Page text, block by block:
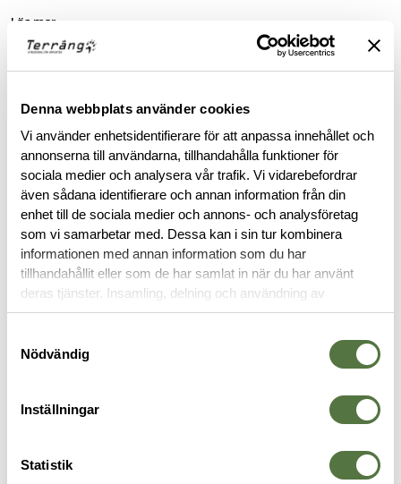
Denna webbplats använder cookies
Vi använder enhetsidentifierare för att anpassa innehållet och
annonserna till användarna, tillhandahålla funktioner för
sociala medier och analysera vår trafik. Vi vidarebefordrar
även sådana identifierare och annan information från din
enhet till de sociala medier och annons- och analysföretag
som vi samarbetar med. Dessa kan i sin tur kombinera
informationen med annan information som du har
tillhandahållit eller som de har samlat in när du har använt
deras tjänster. Insamling, delning och användning av
personuppgifter kan användas för personalisering av
Nödvändig
Inställningar
Statistik
Läs mer
FINNS I FÖLJANDE FÄRGER
BESKRIVNING
RECENSIONER
AXELVÄSKOR